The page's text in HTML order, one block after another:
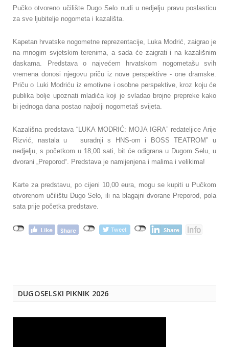
Pučko otvoreno učilište Dugo Selo nudi u nedjelju pravu poslasticu
za sve ljubitelje nogometa i kazališta.
Kapetan hrvatske nogometne reprezentacije, Luka Modrić, zaigrao je
na mnogim svjetskim terenima, a sada će zaigrati i na kazališnim
daskama. Predstava o najvećem hrvatskom nogometašu svih
vremena donosi njegovu priču iz nove perspektive - one dramske.
Priču o Luki Modriću iz emotivne i osobne perspektive, kroz koju će
publika bolje upoznati mladića koji je svladao brojne prepreke kako
bi jednoga dana postao najbolji nogometaš svijeta.
Kazališna predstava “LUKA MODRIĆ: MOJA IGRA” redateljice Arije
Rizvić, nastala u suradnji s HNS-om i BOSS TEATROM” u
nedjelju, s početkom u 18,00 sati, bit će odigrana u Dugom Selu, u
dvorani „Preporod“. Predstava je namijenjena i malima i velikima!
Karte za predstavu, po cijeni 10,00 eura, mogu se kupiti u Pučkom
otvorenom učilištu Dugo Selo, ili na blagajni dvorane Preporod, pola
sata prije početka predstave.
DUGOSELSKI PIKNIK 2026